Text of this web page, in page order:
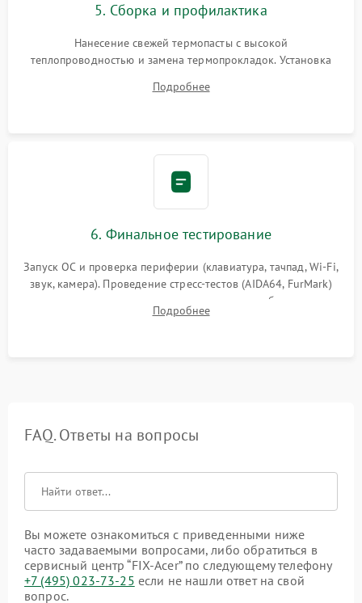
5. Сборка и профилактика
Нанесение свежей термопасты с высокой
теплопроводностью и замена термопрокладок. Установка
шлейфов, модулей памяти и накопителей. Предварительная
Подробнее
6. Финальное тестирование
Запуск ОС и проверка периферии (клавиатура, тачпад, Wi-Fi,
звук, камера). Проведение стресс-тестов (AIDA64, FurMark)
для контроля температурного режима и стабильности
системы под пиковой нагрузкой.
Подробнее
FAQ. Ответы на вопросы
Вы можете ознакомиться с приведенными ниже
часто задаваемыми вопросами, либо обратиться в
сервисный центр “FIX-Acer” по следующему телефону
+7 (495) 023-73-25 если не нашли ответ на свой
вопрос.